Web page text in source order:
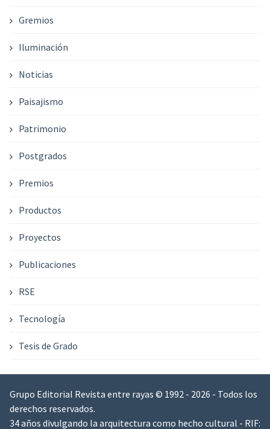
Gremios
Iluminación
Noticias
Paisajismo
Patrimonio
Postgrados
Premios
Productos
Proyectos
Publicaciones
RSE
Tecnología
Tesis de Grado
Grupo Editorial Revista entre rayas © 1992 - 2026 - Todos los
derechos reservados.
34 años divulgando la arquitectura como hecho cultural - RIF: